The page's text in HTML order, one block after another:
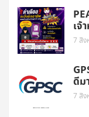
เจ้
7 สิง
ดีม
7 สิง